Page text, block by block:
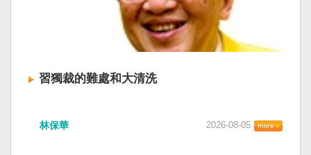
習獨裁的難處和大清洗
林保華 2026-08-05